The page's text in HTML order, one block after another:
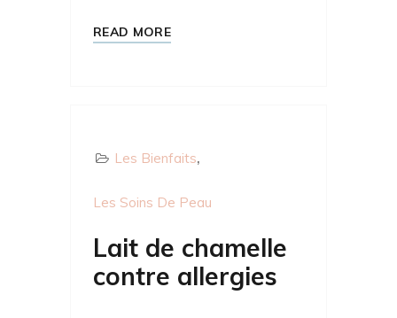
READ MORE
Les Bienfaits
Les Soins De Peau
Lait de chamelle
contre allergies